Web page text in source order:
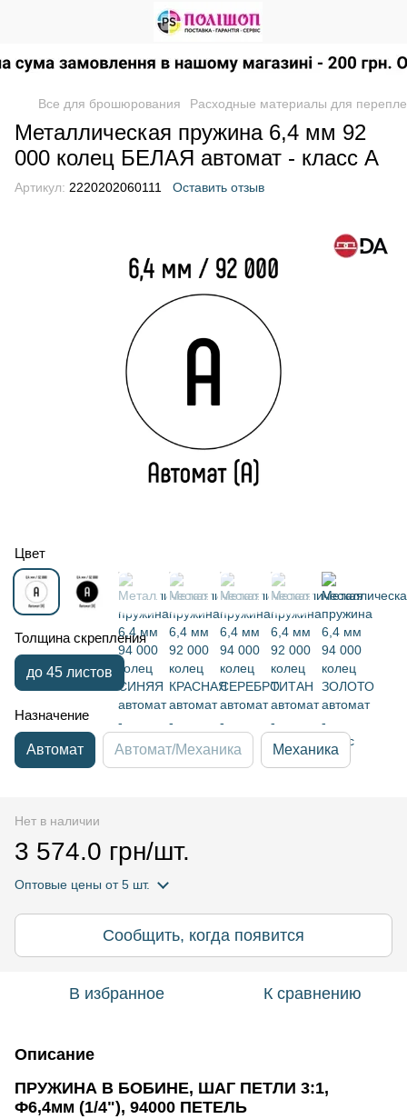
Все для брошюрования Расходные материалы для
Металлическая пружина 6,4 мм 92
000 колец БЕЛАЯ автомат - класс А
Артикул: 2220202060111 Оставить отзыв
Цвет
Толщина скрепления
до 45 листов
Назначение
Автомат Автомат/Механика Механика
Нет в наличии
3 574.0 грн/шт.
Оптовые цены от 5 шт.
Сообщить, когда появится
В избранное К сравнению
Описание
ПРУЖИНА В БОБИНЕ, ШАГ ПЕТЛИ 3:1,
Ф6,4мм (1/4"), 94000 ПЕТЕЛЬ